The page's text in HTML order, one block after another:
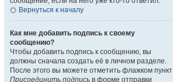
Вернуться к началу
Как мне добавить подпись к своему
сообщению?
Чтобы добавить подпись к сообщению, вы
должны сначала создать её в личном разделе.
После этого вы можете отметить флажком пункт
Присоединить подпись в форме отправки